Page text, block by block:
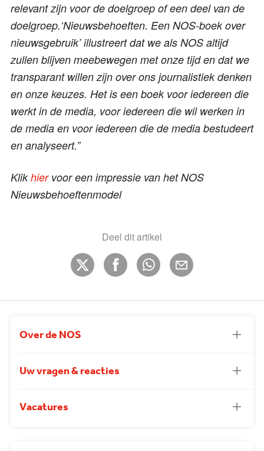
relevant zijn voor de doelgroep of een deel van de
doelgroep.‘Nieuwsbehoeften. Een NOS-boek over
nieuwsgebruik’ illustreert dat we als NOS altijd
zullen blijven meebewegen met onze tijd en dat we
transparant willen zijn over ons journalistiek denken
en onze keuzes. Het is een boek voor iedereen die
werkt in de media, voor iedereen die wil werken in
de media en voor iedereen die de media bestudeert
en analyseert.”
Klikhiervoor een impressie van het NOS
Nieuwsbehoeftenmodel
Deel dit artikel
Over de NOS
Uw vragen & reacties
Vacatures